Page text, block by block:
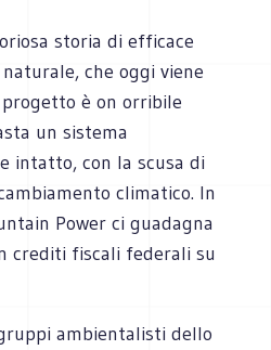
storia di efficace
che oggi viene
è on orribile
un sistema
intatto, con la scusa di
climatico. In
Power ci guadagna
crediti fiscali federali su
ambientalisti dello